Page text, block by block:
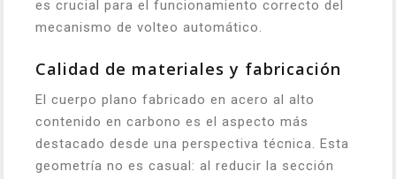
es crucial para el funcionamiento correcto del
mecanismo de volteo automático.
Calidad de materiales y fabricación
El cuerpo plano fabricado en acero al alto
contenido en carbono es el aspecto más
destacado desde una perspectiva técnica. Esta
geometría no es casual: al reducir la sección